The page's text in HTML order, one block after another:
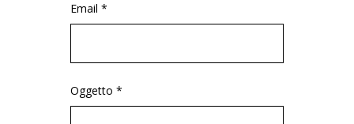
Email *
Oggetto *